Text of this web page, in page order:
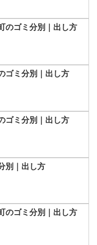
のゴミ分別｜出し方
ゴミ分別｜出し方
ゴミ分別｜出し方
別｜出し方
のゴミ分別｜出し方